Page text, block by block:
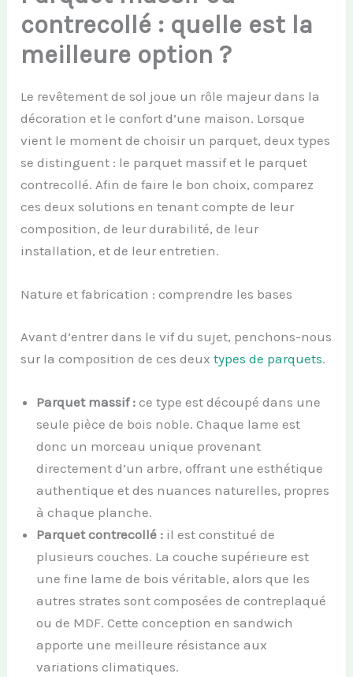
contrecollé : quelle est la
meilleure option ?
Le revêtement de sol joue un rôle majeur dans la
décoration et le confort d’une maison. Lorsque
vient le moment de choisir un parquet, deux types
se distinguent : le parquet massif et le parquet
contrecollé. Afin de faire le bon choix, comparez
ces deux solutions en tenant compte de leur
composition, de leur durabilité, de leur
installation, et de leur entretien.
Nature et fabrication : comprendre les bases
Avant d’entrer dans le vif du sujet, penchons-nous
sur la composition de ces deuxtypes de parquets.
Parquet massif : ce type est découpé dans une
seule pièce de bois noble. Chaque lame est
donc un morceau unique provenant
directement d’un arbre, offrant une esthétique
authentique et des nuances naturelles, propres
à chaque planche.
Parquet contrecollé : il est constitué de
plusieurs couches. La couche supérieure est
une fine lame de bois véritable, alors que les
autres strates sont composées de contreplaqué
ou de MDF. Cette conception en sandwich
apporte une meilleure résistance aux
variations climatiques.